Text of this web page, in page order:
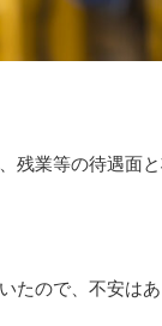
業等の待遇面
ので、不安は